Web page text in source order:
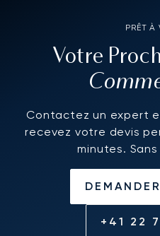
PRÊT À
Votre
Contactez un expert
recevez votre devis
minutes.
+41 22